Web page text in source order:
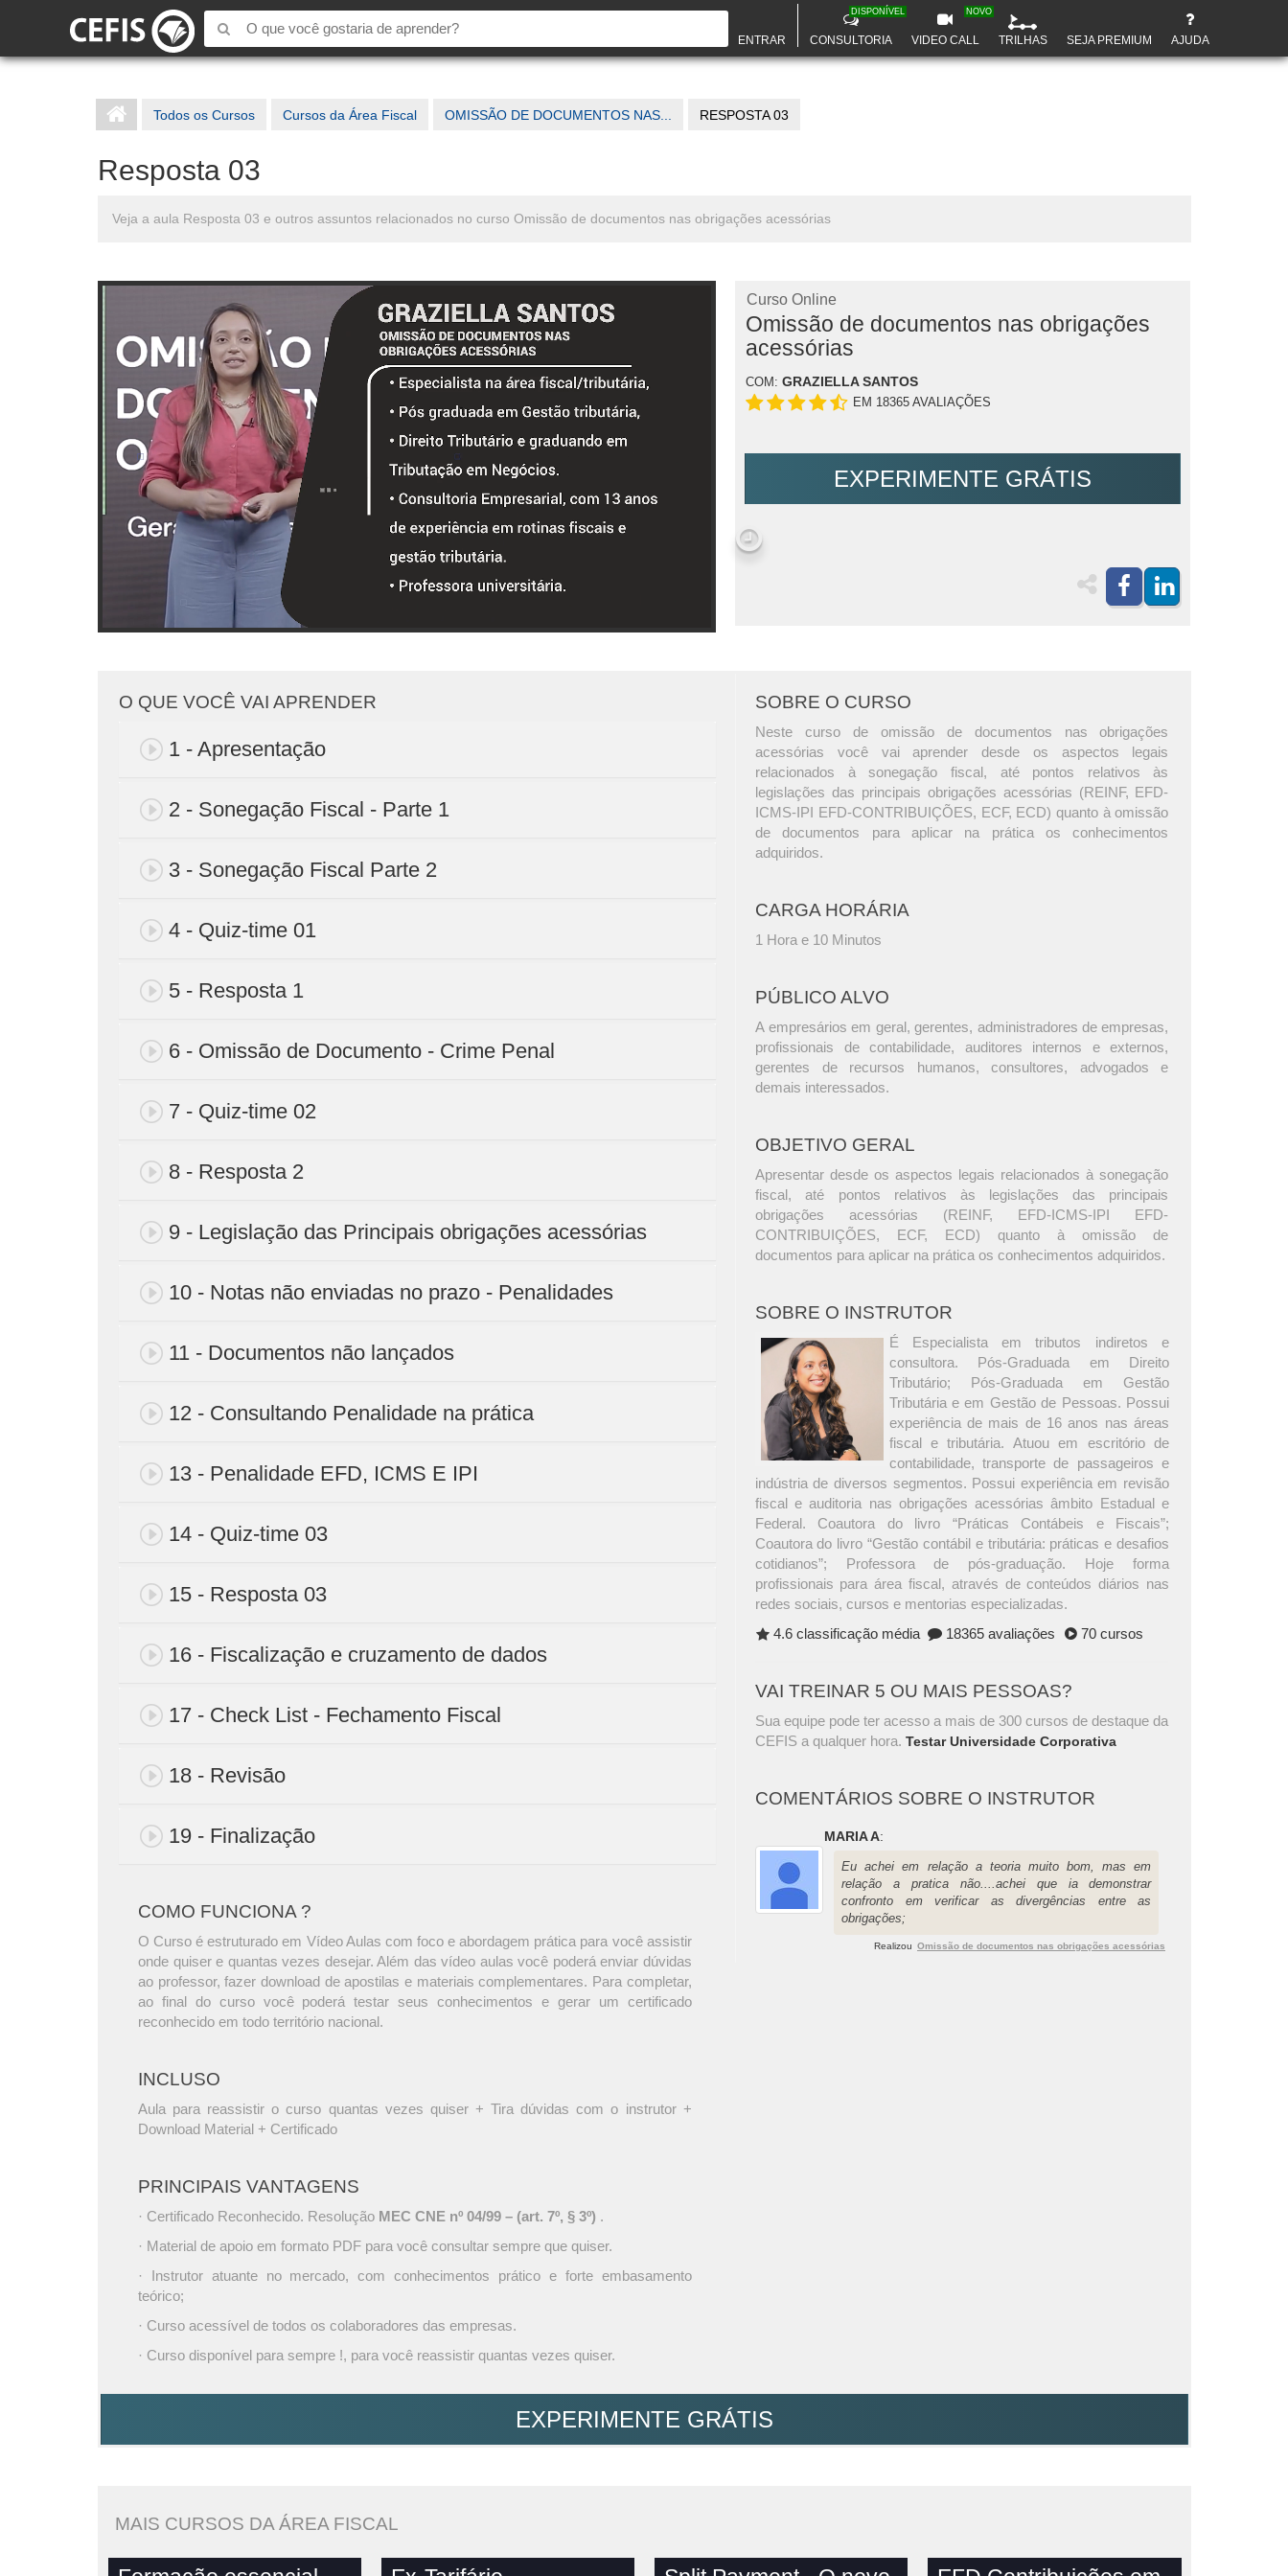
ENTRAR CONSULTORIA
DISPONÍVEL
VIDEO CALL
NOVO
TRILHAS SEJA PREMIUM AJUDA
Todos os Cursos Cursos da Área Fiscal OMISSÃO DE DOCUMENTOS NAS... RESPOSTA 03
Resposta 03
Veja a aula Resposta 03 e outros assuntos relacionados no curso Omissão de documentos nas obrigações acessórias
Curso Online
Omissão de documentos nas obrigações
acessórias
COM: GRAZIELLA SANTOS
EM 18365 AVALIAÇÕES
EXPERIMENTE GRÁTIS
O QUE VOCÊ VAI APRENDER
1 - Apresentação
2 - Sonegação Fiscal - Parte 1
3 - Sonegação Fiscal Parte 2
4 - Quiz-time 01
5 - Resposta 1
6 - Omissão de Documento - Crime Penal
7 - Quiz-time 02
8 - Resposta 2
9 - Legislação das Principais obrigações acessórias
10 - Notas não enviadas no prazo - Penalidades
11 - Documentos não lançados
12 - Consultando Penalidade na prática
13 - Penalidade EFD, ICMS E IPI
14 - Quiz-time 03
15 - Resposta 03
16 - Fiscalização e cruzamento de dados
17 - Check List - Fechamento Fiscal
18 - Revisão
19 - Finalização
COMO FUNCIONA ?
O Curso é estruturado em Vídeo Aulas com foco e abordagem prática para você assistir
onde quiser e quantas vezes desejar. Além das vídeo aulas você poderá enviar dúvidas
ao professor, fazer download de apostilas e materiais complementares. Para completar,
ao final do curso você poderá testar seus conhecimentos e gerar um certificado
reconhecido em todo território nacional.
INCLUSO
Aula para reassistir o curso quantas vezes quiser + Tira dúvidas com o instrutor +
Download Material + Certificado
PRINCIPAIS VANTAGENS
· Certificado Reconhecido. Resolução MEC CNE nº 04/99 – (art. 7º, § 3º) .
· Material de apoio em formato PDF para você consultar sempre que quiser.
· Instrutor atuante no mercado, com conhecimentos prático e forte embasamento
teórico;
· Curso acessível de todos os colaboradores das empresas.
· Curso disponível para sempre !, para você reassistir quantas vezes quiser.
SOBRE O CURSO
Neste curso de omissão de documentos nas obrigações
acessórias você vai aprender desde os aspectos legais
relacionados à sonegação fiscal, até pontos relativos às
legislações das principais obrigações acessórias (REINF, EFD-
ICMS-IPI EFD-CONTRIBUIÇÕES, ECF, ECD) quanto à omissão
de documentos para aplicar na prática os conhecimentos
adquiridos.
CARGA HORÁRIA
1 Hora e 10 Minutos
PÚBLICO ALVO
A empresários em geral, gerentes, administradores de empresas,
profissionais de contabilidade, auditores internos e externos,
gerentes de recursos humanos, consultores, advogados e
demais interessados.
OBJETIVO GERAL
Apresentar desde os aspectos legais relacionados à sonegação
fiscal, até pontos relativos às legislações das principais
obrigações acessórias (REINF, EFD-ICMS-IPI EFD-
CONTRIBUIÇÕES, ECF, ECD) quanto à omissão de
documentos para aplicar na prática os conhecimentos adquiridos.
SOBRE O INSTRUTOR
É Especialista em tributos indiretos e
consultora. Pós-Graduada em Direito
Tributário; Pós-Graduada em Gestão
Tributária e em Gestão de Pessoas. Possui
experiência de mais de 16 anos nas áreas
fiscal e tributária. Atuou em escritório de
contabilidade, transporte de passageiros e
indústria de diversos segmentos. Possui experiência em revisão
fiscal e auditoria nas obrigações acessórias âmbito Estadual e
Federal. Coautora do livro “Práticas Contábeis e Fiscais”;
Coautora do livro “Gestão contábil e tributária: práticas e desafios
cotidianos”; Professora de pós-graduação. Hoje forma
profissionais para área fiscal, através de conteúdos diários nas
redes sociais, cursos e mentorias especializadas.
4.6 classificação média
18365 avaliações 70 cursos
VAI TREINAR 5 OU MAIS PESSOAS?
Sua equipe pode ter acesso a mais de 300 cursos de destaque da
CEFIS a qualquer hora.Testar Universidade Corporativa
COMENTÁRIOS SOBRE O INSTRUTOR
MARIA A:
Eu achei em relação a teoria muito bom, mas em
relação a pratica não....achei que ia demonstrar
confronto em verificar as divergências entre as
obrigações;
Realizou Omissão de documentos nas obrigações acessórias
EXPERIMENTE GRÁTIS
MAIS CURSOS DA ÁREA FISCAL